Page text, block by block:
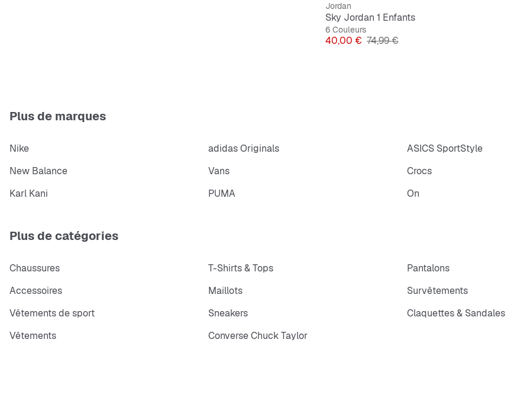
Jordan
Sky Jordan 1 Enfants
6 Couleurs
Prix
40,00 € Prix original
74,99 €
Plus de marques
Nike adidas Originals ASICS SportStyle
New Balance
Vans Crocs
Karl Kani
PUMA On
Plus de catégories
Chaussures T-Shirts & Tops Pantalons
Accessoires
Maillots Survêtements
Vêtements de sport
Sneakers Claquettes & Sandales
Vêtements
Converse Chuck Taylor